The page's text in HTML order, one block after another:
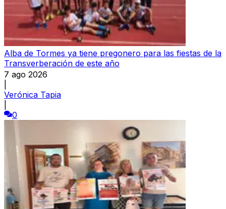
Alba de Tormes ya tiene pregonero para las fiestas de la
Transverberación de este año
7 ago 2026
Verónica Tapia
0